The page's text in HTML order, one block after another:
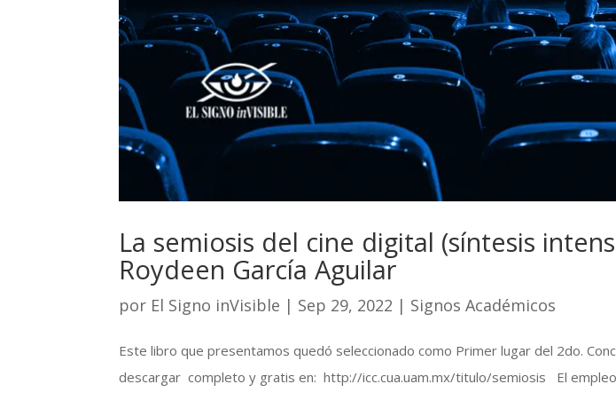
La semiosis del cine digital (síntesis
Roydeen García Aguilar
por El Signo inVisible | Sep 29, 2022 | Signos Académicos
Este libro que presentamos quedó seleccionado como Primer lugar del 2do.
descargar completo y gratis en: http://icc.cua.uam.mx/titulo/semiosis El empleo